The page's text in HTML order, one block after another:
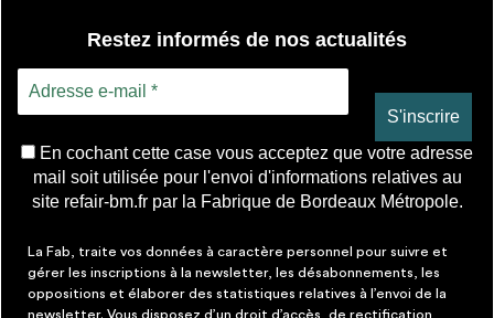
Restez informés de nos actualités
En cochant cette case vous acceptez que votre adresse
mail soit utilisée pour l'envoi d'informations relatives au
site refair-bm.fr par la Fabrique de Bordeaux Métropole.
La Fab, traite vos données à caractère personnel pour suivre et
gérer les inscriptions à la newsletter, les désabonnements, les
oppositions et élaborer des statistiques relatives à l’envoi de la
newsletter. Vous disposez d’un droit d’accès, de rectification,